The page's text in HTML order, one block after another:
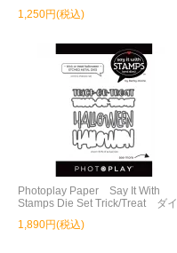
1,250円(税込)
Photoplay Paper Say It With
Stamps Die Set Trick/Treat ダイ
1,890円(税込)